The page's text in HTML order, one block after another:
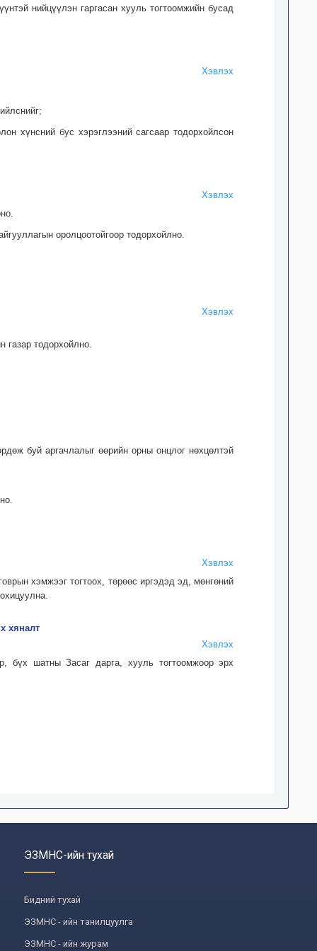
нийцүүлэн гаргасан хууль тогтоомжийн бусад
Хэвлэх
хүнсний бус хэрэглээний сагсаар тодорхойлсон
Хэвлэх
оролцоотойгоор тодорхойлно.
Хэвлэх
тодорхойлно.
буй аргачлалыг өөрийн орны онцлог нөхцөлтэй
Хэвлэх
хэмжээг тогтоох, төрөөс иргэдэд эд, мөнгөний
хяналт
Хэвлэх
бүх шатны Засаг дарга, хууль тогтоомжоор эрх
ЭЗМНС-ийн тухай
Бидний тухай
ЭЗМНС - ийн танилцуулга
ЭЗМНС - ийн журам